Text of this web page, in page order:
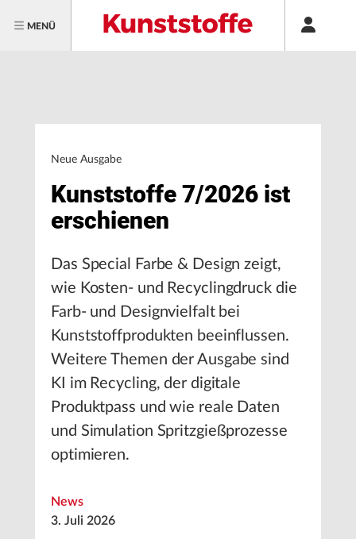
MENÜ
Neue Ausgabe
Kunststoffe 7/2026 ist
erschienen
Das Special Farbe & Design zeigt,
wie Kosten- und Recyclingdruck die
Farb- und Designvielfalt bei
Kunststoffprodukten beeinflussen.
Weitere Themen der Ausgabe sind
KI im Recycling, der digitale
Produktpass und wie reale Daten
und Simulation Spritzgießprozesse
optimieren.
News
3. Juli 2026